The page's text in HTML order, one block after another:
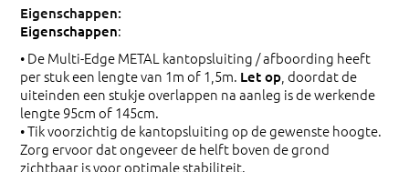
Eigenschappen:
• De Multi-Edge METAL kantopsluiting / afboording heeft
per stuk een lengte van 1m of 1,5m. Let op , doordat de
uiteinden een stukje overlappen na aanleg is de werkende
lengte 95cm of 145cm.
• Tik voorzichtig de kantopsluiting op de gewenste hoogte.
Zorg ervoor dat ongeveer de helft boven de grond
zichtbaar is voor optimale stabiliteit.